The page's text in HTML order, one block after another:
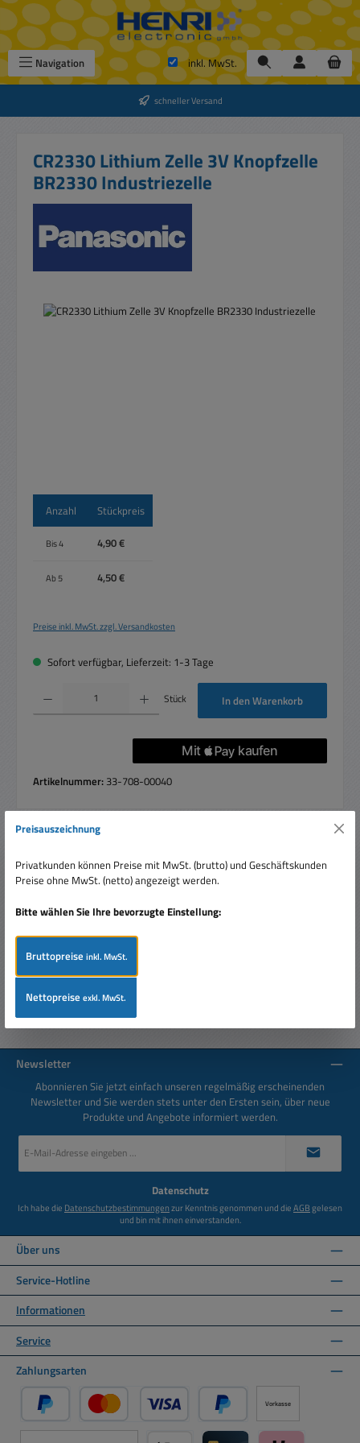
Zum Hauptinhalt springen
Navigation inkl. MwSt.
schneller Versand
CR2330 Lithium Zelle 3V Knopfzelle
BR2330 Industriezelle
Bildergalerie überspringen
Anzahl Stückpreis
Bis4 4,90 €
Ab 5 4,50 €
Preise inkl. MwSt. zzgl. Versandkosten
Sofort verfügbar, Lieferzeit: 1-3 Tage
Produkt Anzahl: Gib den gewünschten Wert ein oder benutze die Schaltflächen um
Stück In den Warenkorb
Artikelnummer: 33-708-00040
Beschreibung
CR2330 Lithium Zelle 3V Knopfzelle BR2330Größe der Zelle
3Volt Kapazität : 2…Mehr
Newsletter
Abonnieren Sie jetzt einfach unseren regelmäßig erscheinenden
Newsletter und Sie werden stets unter den Ersten sein, über neue
Produkte und Angebote informiert werden.
Mail-
Datenschutz
Ich habe die Datenschutzbestimmungenzur Kenntnis genommen und dieAGBgelesen
und bin mit ihnen einverstanden.
Über uns
Service-Hotline
Informationen
Service
Zahlungsarten
PayPal Kredit- oder Debitkarte über PayPal
Später Bezahlen über PayPal
Vorkasse
Preisauszeichnung
Privatkunden können Preise mit MwSt. (brutto) und Geschäftskunden
Preise ohne MwSt. (netto) angezeigt werden.
Bitte wählen Sie Ihre bevorzugte Einstellung:
Bruttopreiseinkl. MwSt.
Nettopreiseexkl. MwSt.